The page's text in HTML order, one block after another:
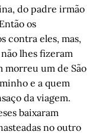
milenar
Scandolara
do Rio
6 por
VII, por
do padre irmão
os
contra eles, mas,
lhes fizeram
morreu um de São
e a quem
da viagem.
baixaram
no outro